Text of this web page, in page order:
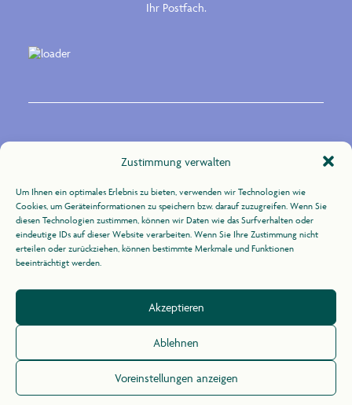
Zustimmung verwalten
Um Ihnen ein optimales Erlebnis zu bieten, verwenden wir Technologien wie
Cookies, um Geräteinformationen zu speichern bzw. darauf zuzugreifen. Wenn Sie
diesen Technologien zustimmen, können wir Daten wie das Surfverhalten oder
eindeutige IDs auf dieser Website verarbeiten. Wenn Sie Ihre Zustimmung nicht
erteilen oder zurückziehen, können bestimmte Merkmale und Funktionen
beeinträchtigt werden.
Akzeptieren
Ablehnen
Voreinstellungen anzeigen
Ihr Postfach.
Zur Uhlandshöhe 10
70188 Stuttgart
+49 (0)711 / 164 31 -21